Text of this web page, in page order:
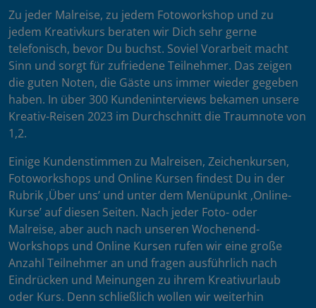
Zu jeder Malreise, zu jedem Fotoworkshop und zu
jedem Kreativkurs beraten wir Dich sehr gerne
telefonisch, bevor Du buchst. Soviel Vorarbeit macht
Sinn und sorgt für zufriedene Teilnehmer. Das zeigen
die guten Noten, die Gäste uns immer wieder gegeben
haben. In über 300 Kundeninterviews bekamen unsere
Kreativ-Reisen 2023 im Durchschnitt die Traumnote von
1,2.
Einige Kundenstimmen zu Malreisen, Zeichenkursen,
Fotoworkshops und Online Kursen findest Du in der
Rubrik ‚Über uns’ und unter dem Menüpunkt ‚Online-
Kurse’ auf diesen Seiten. Nach jeder Foto- oder
Malreise, aber auch nach unseren Wochenend-
Workshops und Online Kursen rufen wir eine große
Anzahl Teilnehmer an und fragen ausführlich nach
Eindrücken und Meinungen zu ihrem Kreativurlaub
oder Kurs. Denn schließlich wollen wir weiterhin